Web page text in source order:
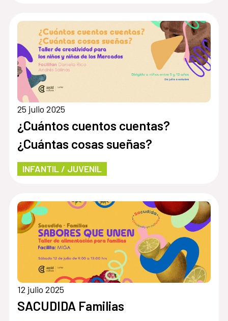
25 julio 2025
¿Cuántos cuentos cuentas?
¿Cuántas cosas sueñas?
INFANTIL / JUVENIL
12 julio 2025
SACUDIDA Familias